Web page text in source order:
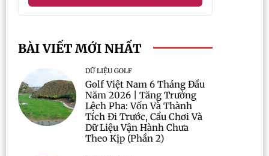
BÀI VIẾT MỚI NHẤT
DỮ LIỆU GOLF
Golf Việt Nam 6 Tháng Đầu
Năm 2026 | Tăng Trưởng
Lệch Pha: Vốn Và Thành
Tích Đi Trước, Cầu Chơi Và
Dữ Liệu Vận Hành Chưa
Theo Kịp (Phần 2)